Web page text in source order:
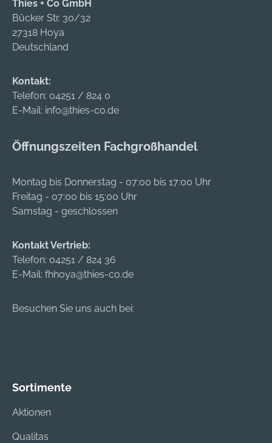
geschmiedet und
hochvergütet,
Gewindeflanken
grundsätzlich
brüniert • Minimale
Störkontur • Hohe
Abtropfkante für
Mit je einem Satz
Bohr- und
Drehbacken.
Thies + Co GmbH
Bücker Str. 30/32
27318 Hoya
Deutschland
Kontakt:
Telefon: 04251 / 824 0
E-Mail: info@thies-co.de
Öffnungszeiten Fachgroßhandel
Montag bis Donnerstag - 07:00 bis 17:00 Uhr
Freitag - 07:00 bis 15:00 Uhr
Samstag - geschlossen
Kontakt Vertrieb:
Telefon: 04251 / 824 36
E-Mail: fhhoya@thies-co.de
Besuchen Sie uns auch bei:
Sortimente
Aktionen
Qualitas